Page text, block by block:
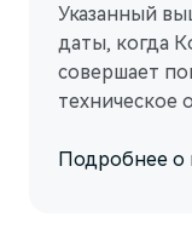
M9Флагманский
Указанный
даты, когда
совершает
техническое
Подробнее о